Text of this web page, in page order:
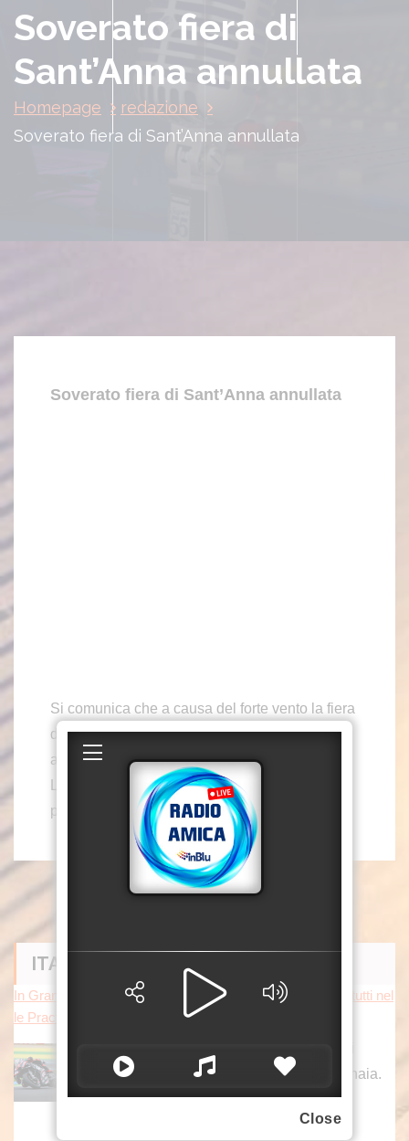
Soverato fiera di
Sant’Anna annullata
Homepage
redazione
Soverato fiera di Sant’Anna annullata
Soverato fiera di Sant’Anna annullata
Si comunica che a causa del forte vento la fiera
di Sant’Anna del 26 e 27 Luglio è stata
annullata.
L’articolo
Soverato fiera di Sant’Anna annullata
proviene da S1 TV
ITALPRESS NEWS
In Gran Bretagna Bezzecchi torna in sella ed è davanti a tutti nel
le Practice
Giannantonio; dovrà passare dal Q1 Bagnaia.
[...]
Close